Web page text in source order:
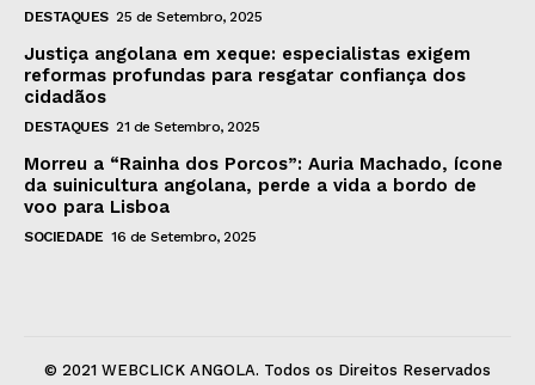
DESTAQUES 25 de Setembro, 2025
Justiça angolana em xeque: especialistas exigem
reformas profundas para resgatar confiança dos
cidadãos
DESTAQUES 21 de Setembro, 2025
Morreu a “Rainha dos Porcos”: Auria Machado, ícone
da suinicultura angolana, perde a vida a bordo de
voo para Lisboa
SOCIEDADE 16 de Setembro, 2025
© 2021 WEBCLICK ANGOLA. Todos os Direitos Reservados